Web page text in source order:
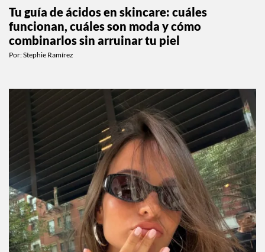
Tu guía de ácidos en skincare: cuáles
funcionan, cuáles son moda y cómo
combinarlos sin arruinar tu piel
Por:Stephie Ramírez